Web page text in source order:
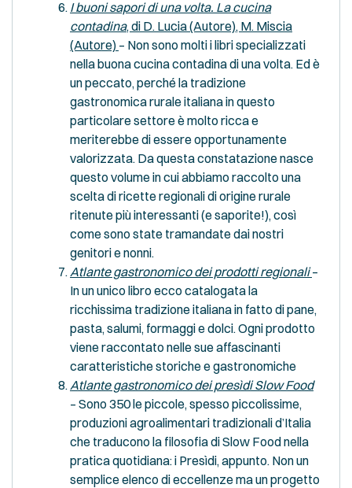
I buoni sapori di una volta. La cucina
contadina, di D. Lucia (Autore), M. Miscia
(Autore) – Non sono molti i libri specializzati
nella buona cucina contadina di una volta. Ed è
un peccato, perché la tradizione
gastronomica rurale italiana in questo
particolare settore è molto ricca e
meriterebbe di essere opportunamente
valorizzata. Da questa constatazione nasce
questo volume in cui abbiamo raccolto una
scelta di ricette regionali di origine rurale
ritenute più interessanti (e saporite!), così
come sono state tramandate dai nostri
genitori e nonni.
Atlante gastronomico dei prodotti regionali –
In un unico libro ecco catalogata la
ricchissima tradizione italiana in fatto di pane,
pasta, salumi, formaggi e dolci. Ogni prodotto
viene raccontato nelle sue affascinanti
caratteristiche storiche e gastronomiche
Atlante gastronomico dei presìdi Slow Food
– Sono 350 le piccole, spesso piccolissime,
produzioni agroalimentari tradizionali d’Italia
che traducono la filosofia di Slow Food nella
pratica quotidiana: i Presìdi, appunto. Non un
semplice elenco di eccellenze ma un progetto